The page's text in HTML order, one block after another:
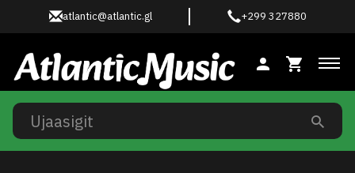
atlantic@atlantic.gl +299 327880